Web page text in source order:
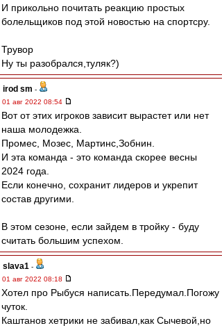
И прикольно почитать реакцию простых
болельщиков под этой новостью на спортсру.
Трувор
Ну ты разобрался,туляк?)
irod sm -
01 авг 2022 08:54
Вот от этих игроков зависит вырастет или нет
наша молодежка.
Промес, Мозес, Мартинс,Зобнин.
И эта команда - это команда скорее весны
2024 года.
Если конечно, сохранит лидеров и укрепит
состав другими.
В этом сезоне, если зайдем в тройку - буду
считать большим успехом.
slava1 -
01 авг 2022 08:18
Хотел про Рыбуся написать.Передумал.Погожу
чуток.
Каштанов хетрики не забивал,как Сычевой,но